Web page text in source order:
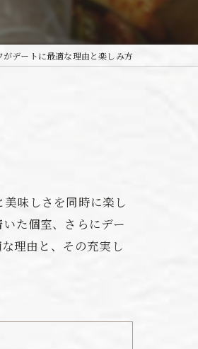
デートに最適な理由と楽しみ方
味しさを同時に楽し
た個室、さらにデー
理由と、その充実し